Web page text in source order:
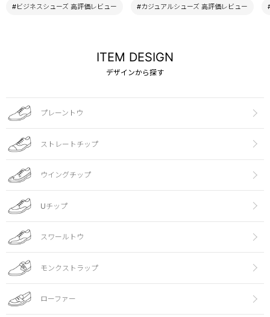
#ビジネスシューズ 高評価レビュー #カジュアルシューズ 高評価レビュー
ITEM DESIGN
デザインから探す
プレーントウ
ストレートチップ
ウイングチップ
Uチップ
スワールトウ
モンクストラップ
ローファー